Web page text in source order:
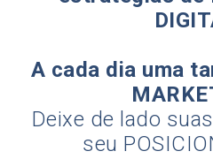
A cada dia uma
Deixe de lado
seu